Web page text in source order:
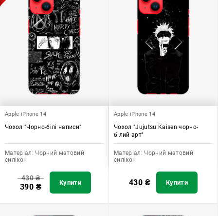
Apple iPhone 14
Чохол "Чорно-білі написи"
Матеріал: Чорний матовий
силікон
430₴
390 ₴ Купити
Apple iPhone 14
Чохол "Jujutsu Kaisen чорно-
білий арт"
Матеріал: Чорний матовий
силікон
430 ₴ Купити